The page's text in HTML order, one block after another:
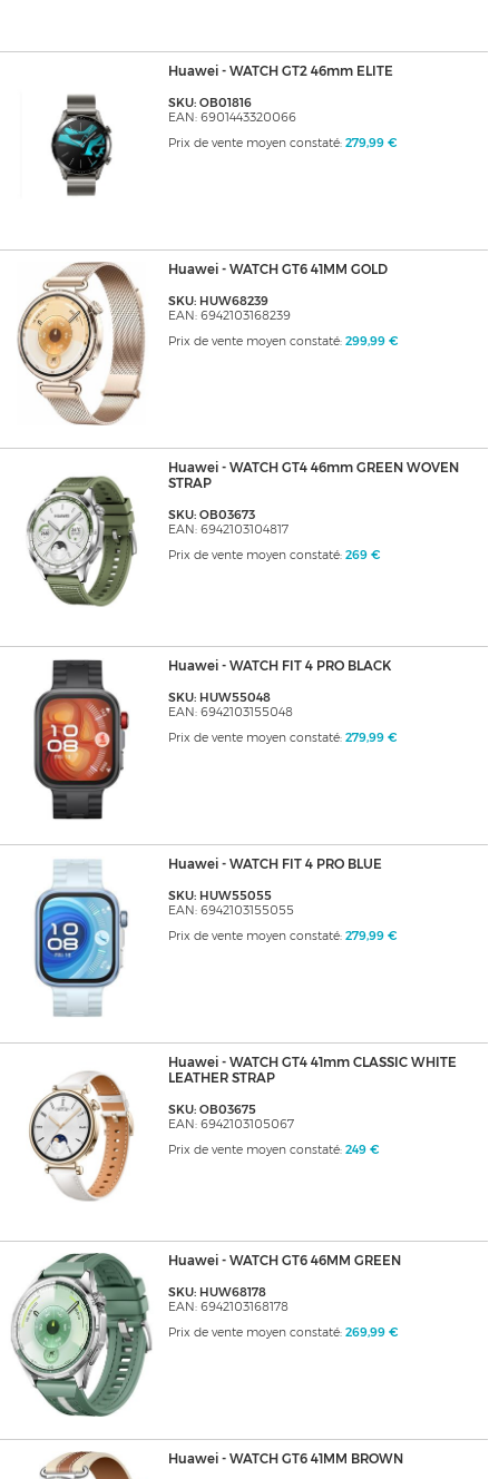
Huawei - WATCH GT2 46mm ELITE
SKU: OB01816
EAN: 6901443320066
Prix de vente moyen constaté: 279,99 €
Huawei - WATCH GT6 41MM GOLD
SKU: HUW68239
EAN: 6942103168239
Prix de vente moyen constaté: 299,99 €
Huawei - WATCH GT4 46mm GREEN WOVEN
STRAP
SKU: OB03673
EAN: 6942103104817
Prix de vente moyen constaté: 269 €
Huawei - WATCH FIT 4 PRO BLACK
SKU: HUW55048
EAN: 6942103155048
Prix de vente moyen constaté: 279,99 €
Huawei - WATCH FIT 4 PRO BLUE
SKU: HUW55055
EAN: 6942103155055
Prix de vente moyen constaté: 279,99 €
Huawei - WATCH GT4 41mm CLASSIC WHITE
LEATHER STRAP
SKU: OB03675
EAN: 6942103105067
Prix de vente moyen constaté: 249 €
Huawei - WATCH GT6 46MM GREEN
SKU: HUW68178
EAN: 6942103168178
Prix de vente moyen constaté: 269,99 €
Huawei - WATCH GT6 41MM BROWN